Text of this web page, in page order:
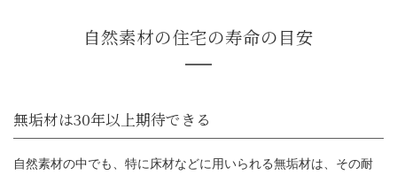
自然素材の中でも、特に床材などに用いられる無垢材は、その耐